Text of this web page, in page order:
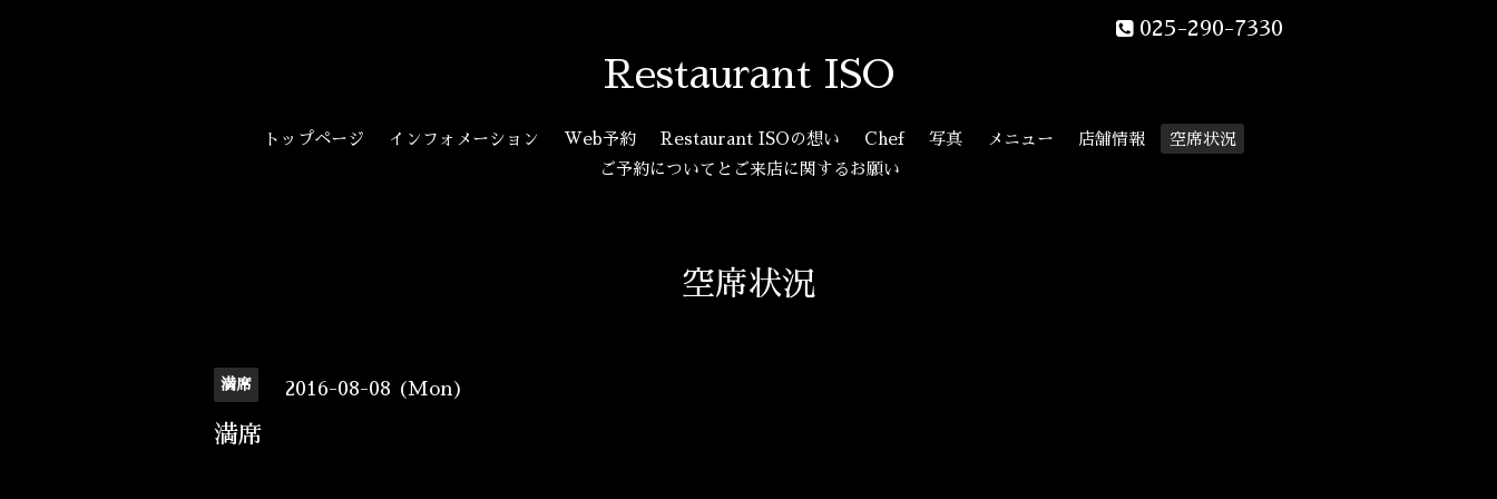
025-290-7330
Restaurant ISO
トップページ インフォメーション Web予約 Restaurant ISOの想い Chef 写真 メニュー 店舗情報
空席状況
ご予約についてとご来店に関するお願い
空席状況
満席 2016-08-08 (Mon)
満席